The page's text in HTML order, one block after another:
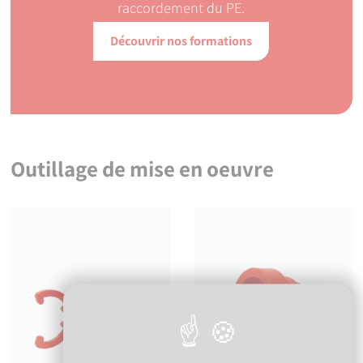
raccordement du PE.
Découvrir nos formations
Outillage de mise en oeuvre